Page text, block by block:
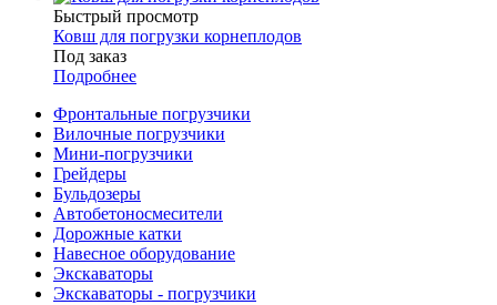
Быстрый просмотр
Ковш для погрузки корнеплодов
Под заказ
Подробнее
Фронтальные погрузчики
Вилочные погрузчики
Мини-погрузчики
Грейдеры
Бульдозеры
Автобетоносмесители
Дорожные катки
Навесное оборудование
Экскаваторы
Экскаваторы - погрузчики